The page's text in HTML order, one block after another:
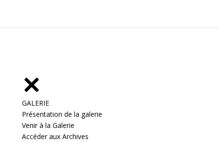
GALERIE
Présentation de la galerie
Venir à la Galerie
Accéder aux Archives